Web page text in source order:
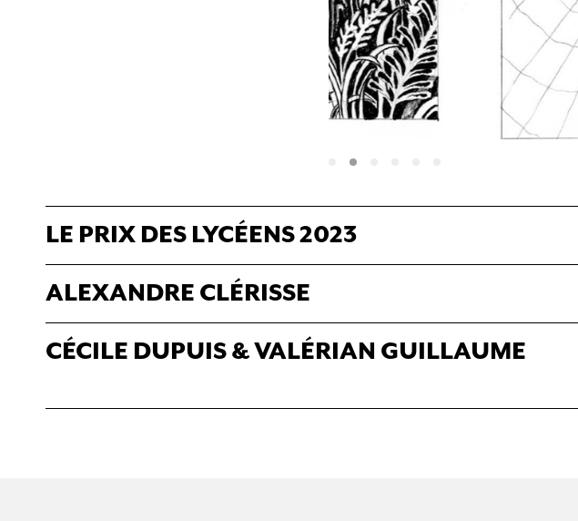
LE PRIX DES LYCÉENS 2023
ALEXANDRE CLÉRISSE
CÉCILE DUPUIS & VALÉRIAN GUILLAUME